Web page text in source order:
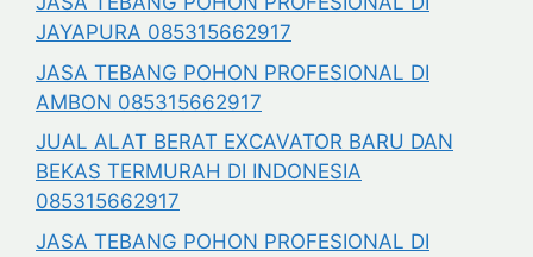
JAYAPURA 085315662917
JASA TEBANG POHON PROFESIONAL DI
AMBON 085315662917
JUAL ALAT BERAT EXCAVATOR BARU DAN
BEKAS TERMURAH DI INDONESIA
085315662917
JASA TEBANG POHON PROFESIONAL DI